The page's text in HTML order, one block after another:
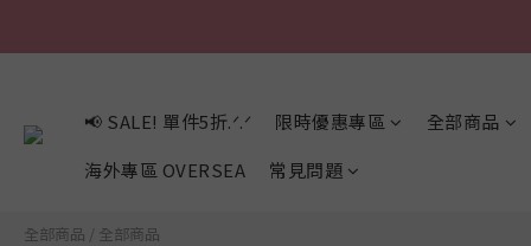
📢 SALE! 單件5折.ᐟ.ᐟ 限時優惠專區
全部商品
海外專區 OVERSEA
常見問題
全部商品 / 全部商品